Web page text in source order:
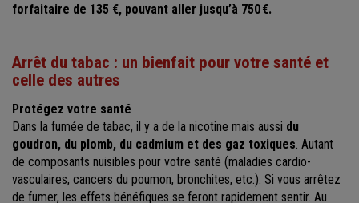
forfaitaire de 135 €, pouvant aller jusqu’à 750 €.
Arrêt du tabac : un bienfait pour votre santé et
celle des autres
Protégez votre santé
Dans la fumée de tabac, il y a de la nicotine mais aussi du
goudron, du plomb, du cadmium et des gaz toxiques . Autant
de composants nuisibles pour votre santé (maladies cardio-
vasculaires, cancers du poumon, bronchites, etc.). Si vous arrêtez
de fumer, les effets bénéfiques se feront rapidement sentir. Au